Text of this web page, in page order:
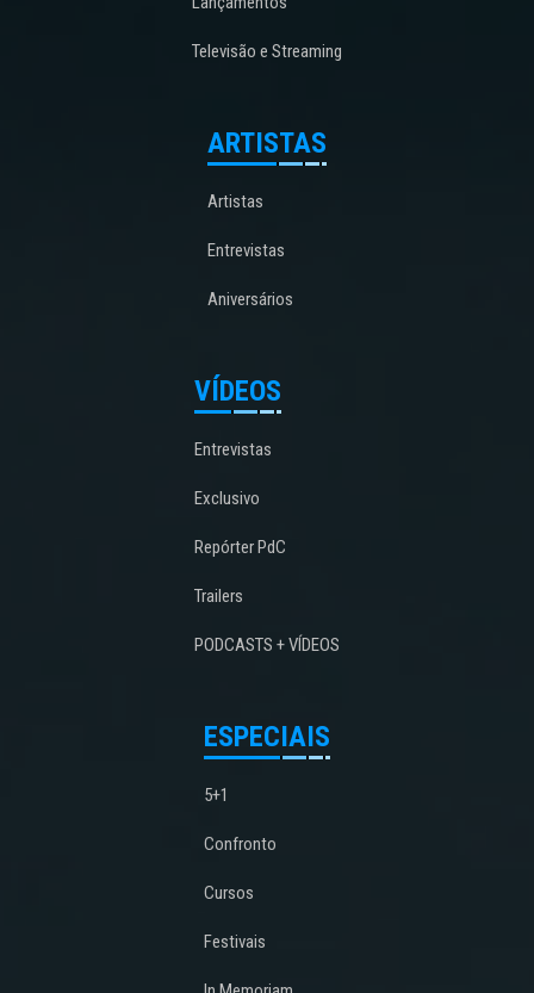
Televisão e Streaming
ARTISTAS
Artistas
Entrevistas
Aniversários
VÍDEOS
Entrevistas
Exclusivo
Repórter PdC
Trailers
PODCASTS + VÍDEOS
ESPECIAIS
5+1
Confronto
Cursos
Festivais